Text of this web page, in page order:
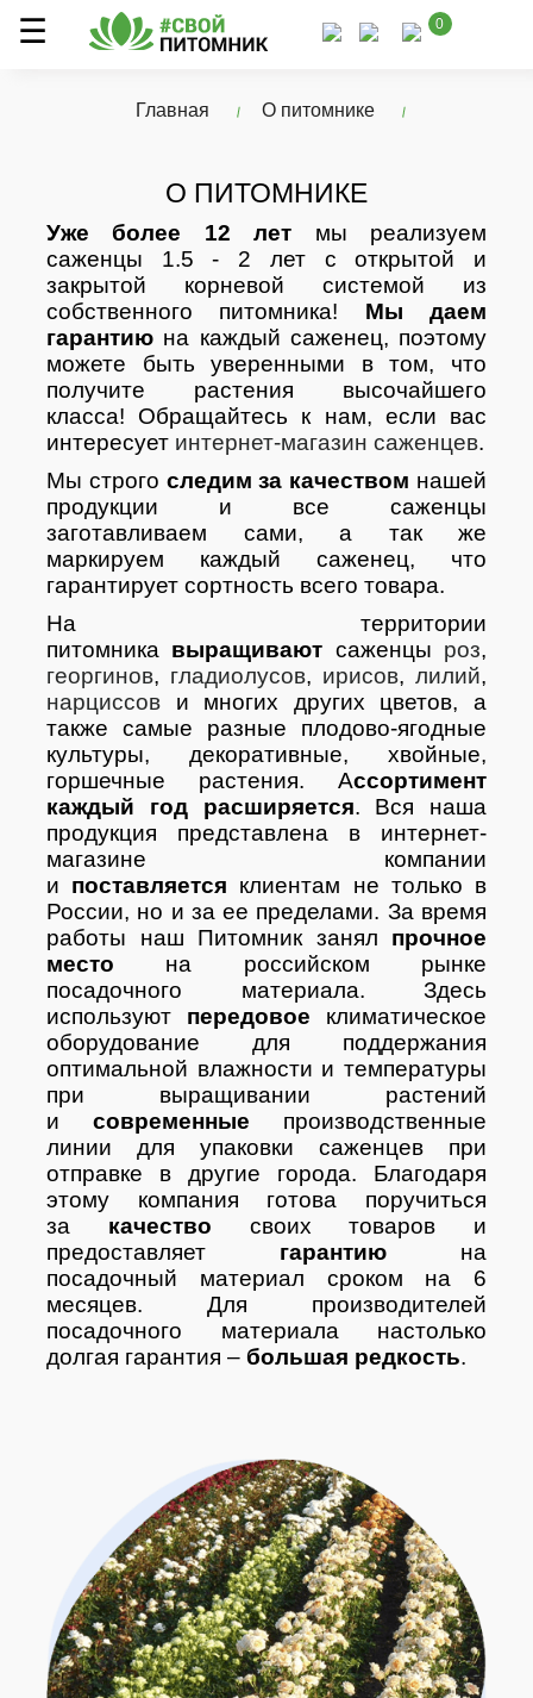
0
Главная О питомнике
О ПИТОМНИКЕ
Уже более 12 лет мы реализуем
саженцы 1.5 - 2 лет с открытой и
закрытой корневой системой из
собственного питомника! Мы даем
гарантию на каждый саженец, поэтому
можете быть уверенными в том, что
получите растения высочайшего
класса! Обращайтесь к нам, если вас
интересует интернет-магазин саженцев.
Мы строго следим за качеством нашей
продукции и все саженцы
заготавливаем сами, а так же
маркируем каждый саженец, что
гарантирует сортность всего товара.
На территории
питомника выращивают саженцы роз,
георгинов, гладиолусов, ирисов, лилий,
нарциссов и многих других цветов, а
также самые разные плодово-ягодные
культуры, декоративные, хвойные,
горшечные растения. Ассортимент
каждый год расширяется. Вся наша
продукция представлена в интернет-
магазине компании
и поставляется клиентам не только в
России, но и за ее пределами. За время
работы наш Питомник занял прочное
место на российском рынке
посадочного материала. Здесь
используют передовое климатическое
оборудование для поддержания
оптимальной влажности и температуры
при выращивании растений
и современные производственные
линии для упаковки саженцев при
отправке в другие города. Благодаря
этому компания готова поручиться
за качество своих товаров и
предоставляет гарантию на
посадочный материал сроком на 6
месяцев. Для производителей
посадочного материала настолько
долгая гарантия – большая редкость.